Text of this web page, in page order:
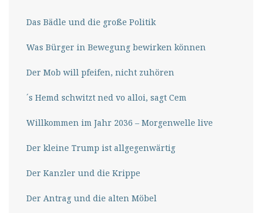
Das Bädle und die große Politik
Was Bürger in Bewegung bewirken können
Der Mob will pfeifen, nicht zuhören
´s Hemd schwitzt ned vo alloi, sagt Cem
Willkommen im Jahr 2036 – Morgenwelle live
Der kleine Trump ist allgegenwärtig
Der Kanzler und die Krippe
Der Antrag und die alten Möbel